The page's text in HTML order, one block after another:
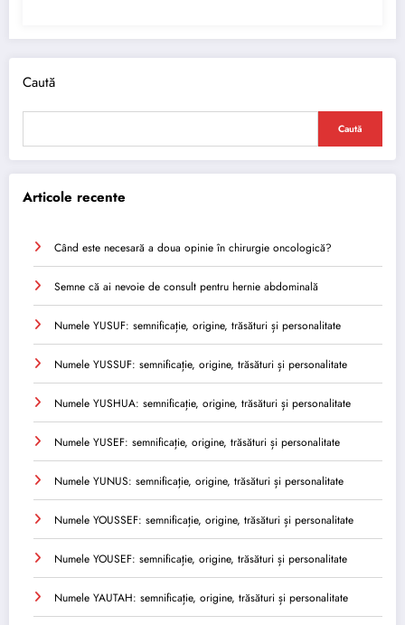
Caută
Caută
Articole recente
Când este necesară a doua opinie în chirurgie oncologică?
Semne că ai nevoie de consult pentru hernie abdominală
Numele YUSUF: semnificație, origine, trăsături și personalitate
Numele YUSSUF: semnificație, origine, trăsături și personalitate
Numele YUSHUA: semnificație, origine, trăsături și personalitate
Numele YUSEF: semnificație, origine, trăsături și personalitate
Numele YUNUS: semnificație, origine, trăsături și personalitate
Numele YOUSSEF: semnificație, origine, trăsături și personalitate
Numele YOUSEF: semnificație, origine, trăsături și personalitate
Numele YAUTAH: semnificație, origine, trăsături și personalitate